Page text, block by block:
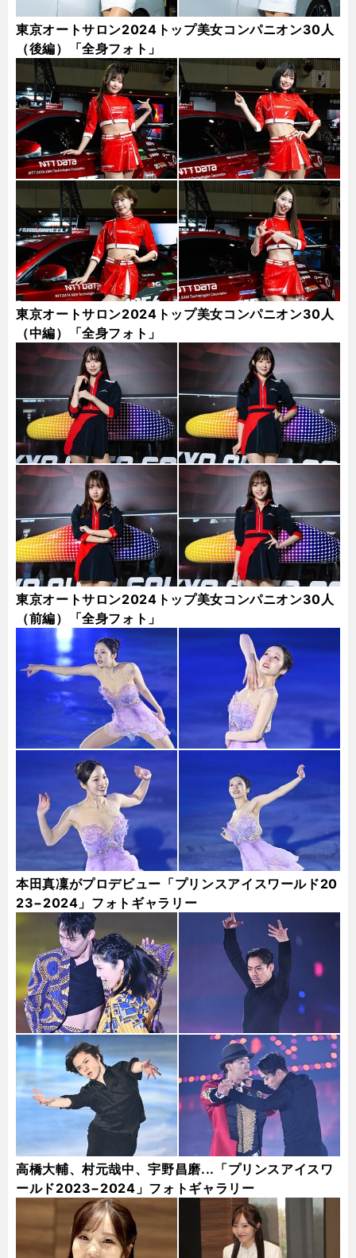
東京オートサロン2024トップ美女コンパニオン30人
（後編）「全身フォト」
東京オートサロン2024トップ美女コンパニオン30人
（中編）「全身フォト」
東京オートサロン2024トップ美女コンパニオン30人
（前編）「全身フォト」
本田真凜がプロデビュー「プリンスアイスワールド20
23−2024」フォトギャラリー
高橋大輔、村元哉中、宇野昌磨...「プリンスアイスワ
ールド2023−2024」フォトギャラリー